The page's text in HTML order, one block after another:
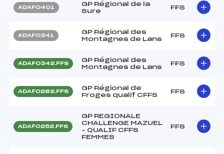
ADAF0401
GP Régional de la
Sure
FFS
ADAF0341
GP Régional des
Montagnes de Lans
FFS
ADAF0342.FFS
GP Régional des
Montagnes de Lans
FFS
ADAF0282.FFS
GP Régional de
Froges qualif CFFS
FFS
ADAF0252.FFS
GP REGIONALE
CHALLENGE MAZUEL
– QUALIF CFFS
FEMMES
FFS